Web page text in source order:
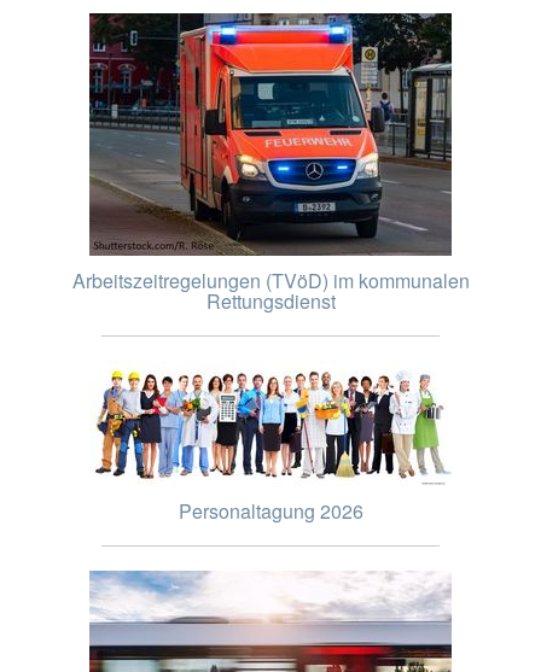
Arbeitszeitregelungen (TVöD) im kommunalen
Rettungsdienst
Personaltagung 2026